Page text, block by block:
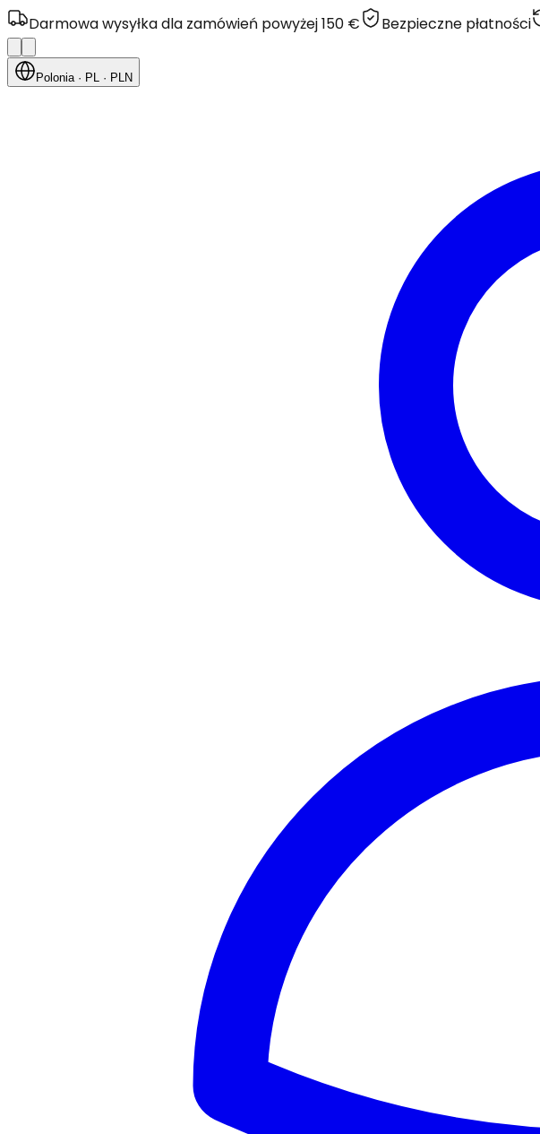
Darmowa wysyłka dla zamówień powyżej 150 € Bezpieczne płatności
Polonia· PL · PLN